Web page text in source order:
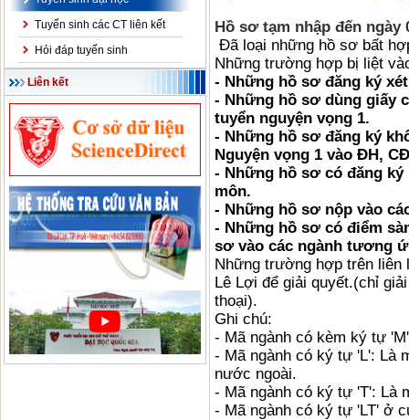
Tuyển sinh các CT liên kết
Hỏi đáp tuyển sinh
Liên kết
Hồ sơ tạm nhập đến ngày
Đã loại những hồ sơ bất
Những trường hợp bị liệt
- Những hồ sơ đăng ký
- Những hồ sơ dùng giấy
tuyển nguyện vọng 1.
- Những hồ sơ đăng ký
Nguyện vọng 1 vào ĐH,
- Những hồ sơ có đăng
môn.
- Những hồ sơ nộp vào
- Những hồ sơ có điểm
sơ vào các ngành tương
Những trường hợp trên
Lê Lợi để giải quyết.(chỉ
thoại).
Ghi chú:
- Mã ngành có kèm ký tự
- Mã ngành có ký tự 'L': Là
nước ngoài.
- Mã ngành có ký tự 'T': Là
- Mã ngành có ký tự 'LT' ở